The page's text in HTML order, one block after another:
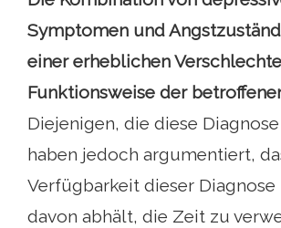
Symptomen und
einer erheblichen
Funktionsweise der
Diejenigen, die diese
haben jedoch argumentiert,
Verfügbarkeit dieser Diagnose
davon abhält, die Zeit zu